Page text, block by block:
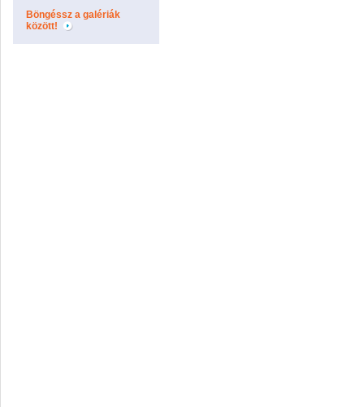
Böngéssz a galériák
között!